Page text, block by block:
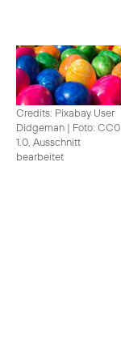
Credits: Pixabay User
Didgeman | Foto: CC0
1.0, Ausschnitt
bearbeitet